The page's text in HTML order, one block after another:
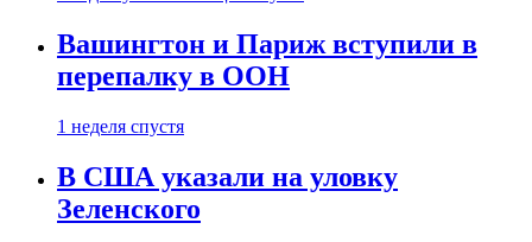
Вашингтон и Париж вступили в
перепалку в ООН
1 неделя спустя
В США указали на уловку
Зеленского